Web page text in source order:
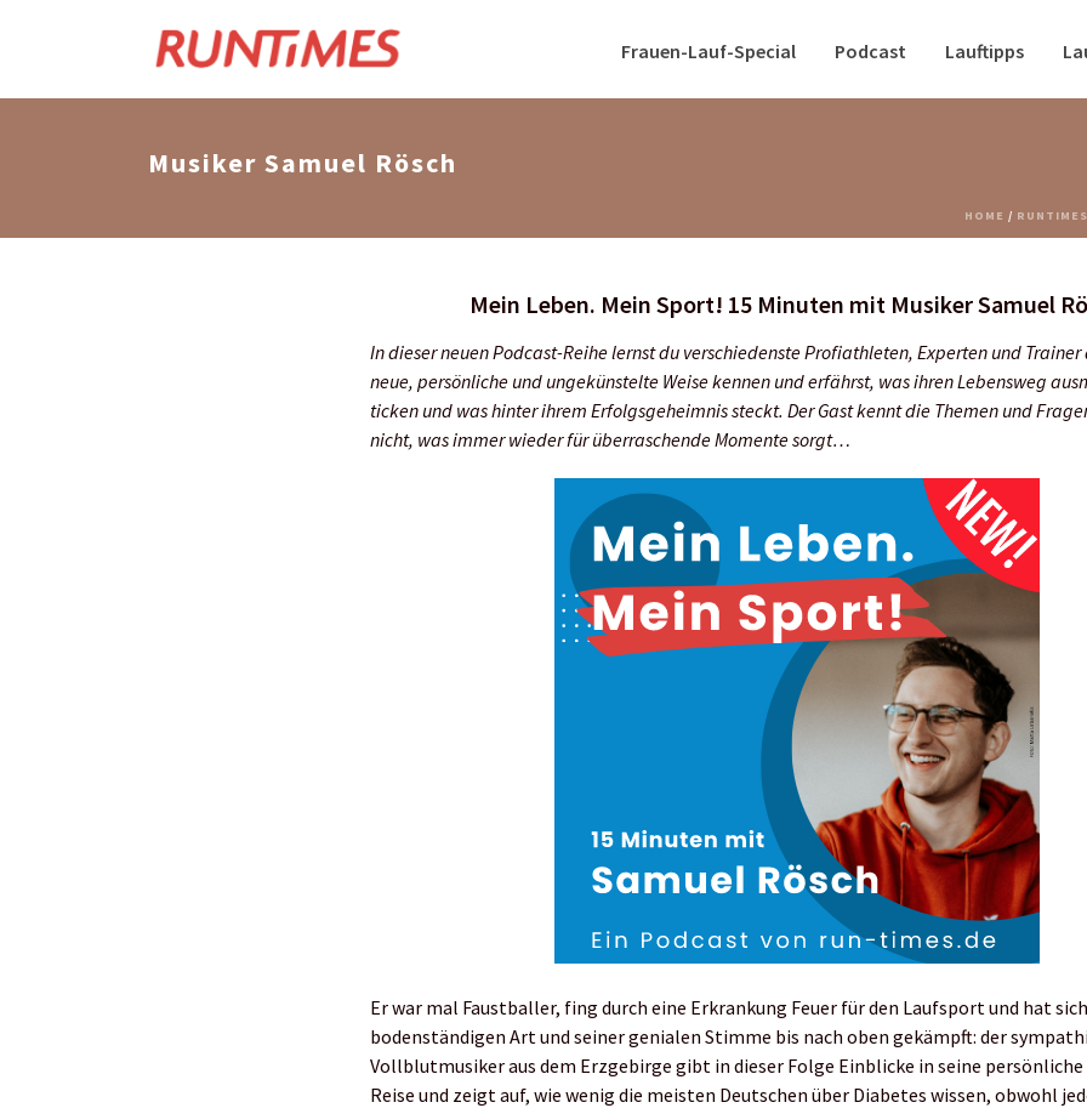
Frauen-Lauf-Special Podcast Lauftipps
Musiker Samuel Rösch
HOME /
Mein Leben. Mein Sport! 15 Minuten mit Musiker Samuel
In dieser neuen Podcast-Reihe lernst du verschiedenste Profiathleten, Experten und
neue, persönliche und ungekünstelte Weise kennen und erfährst, was ihren Lebensweg
ticken und was hinter ihrem Erfolgsgeheimnis steckt. Der Gast kennt die Themen und
nicht, was immer wieder für überraschende Momente sorgt…
Er war mal Faustballer, fing durch eine Erkrankung Feuer für den Laufsport und hat
bodenständigen Art und seiner genialen Stimme bis nach oben gekämpft: der
Vollblutmusiker aus dem Erzgebirge gibt in dieser Folge Einblicke in seine
Reise und zeigt auf, wie wenig die meisten Deutschen über Diabetes wissen, obwohl